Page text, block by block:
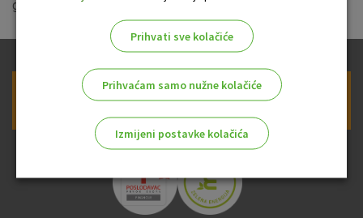
godine te
sažetak uz izmjene i dopune
Prijava na newsletter OTP banke
Prihvati sve kolačiće
Prihvaćam samo nužne kolačiće
Izmijeni postavke kolačića